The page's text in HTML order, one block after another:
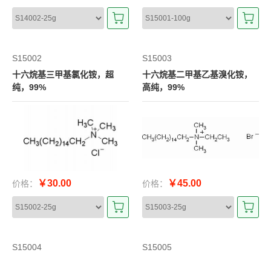
S15002
十六烷基三甲基氯化铵，超
纯，99%
价格： ￥30.00
S15003
十六烷基二甲基乙基溴化铵，
高纯，99%
价格： ￥45.00
S15004
S15005